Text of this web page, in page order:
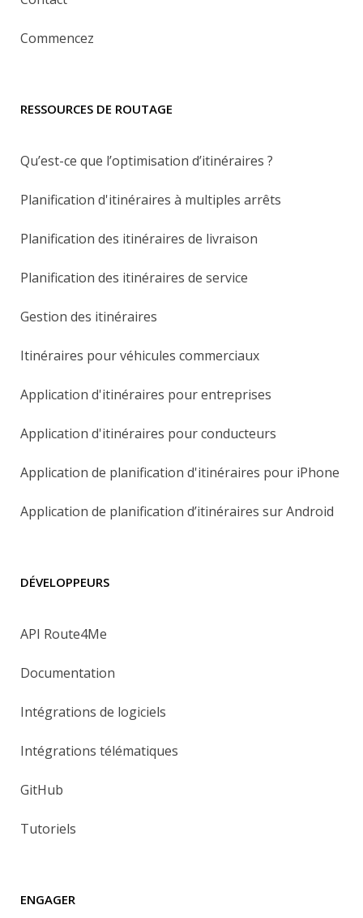
Commencez
RESSOURCES DE ROUTAGE
Qu’est-ce que l’optimisation d’itinéraires ?
Planification d'itinéraires à multiples arrêts
Planification des itinéraires de livraison
Planification des itinéraires de service
Gestion des itinéraires
Itinéraires pour véhicules commerciaux
Application d'itinéraires pour entreprises
Application d'itinéraires pour conducteurs
Application de planification d'itinéraires pour iPhone
Application de planification d’itinéraires sur Android
DÉVELOPPEURS
API Route4Me
Documentation
Intégrations de logiciels
Intégrations télématiques
GitHub
Tutoriels
ENGAGER